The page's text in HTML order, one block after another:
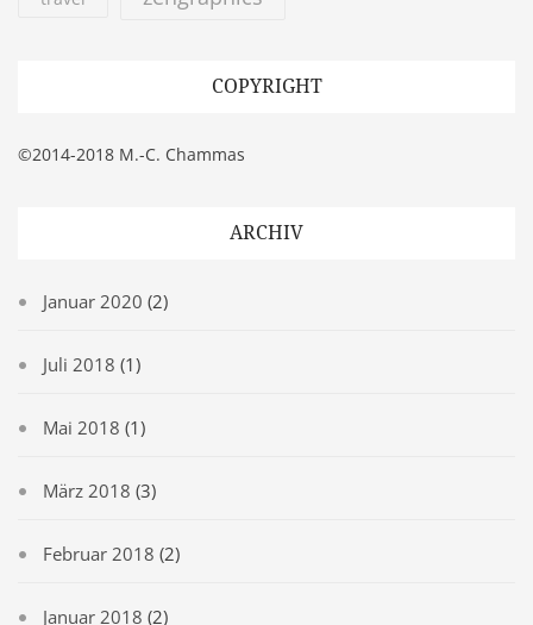
COPYRIGHT
©2014-2018 M.-C. Chammas
ARCHIV
Januar 2020 (2)
Juli 2018 (1)
Mai 2018 (1)
März 2018 (3)
Februar 2018 (2)
Januar 2018 (2)